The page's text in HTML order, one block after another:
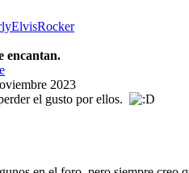
encantan.
2023
el gusto por ellos.